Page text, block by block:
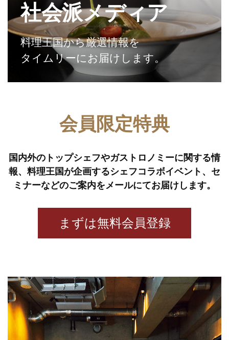
社会派メディア
料理王国から厳選情報を
タイムリーにお届けします。
会員限定特典
国内外のトップシェフやガストロノミーに関する情
報、 料理王国が企画するシェフコラボイベント、セ
ミナーなどのご案内をメールにてお届けします。